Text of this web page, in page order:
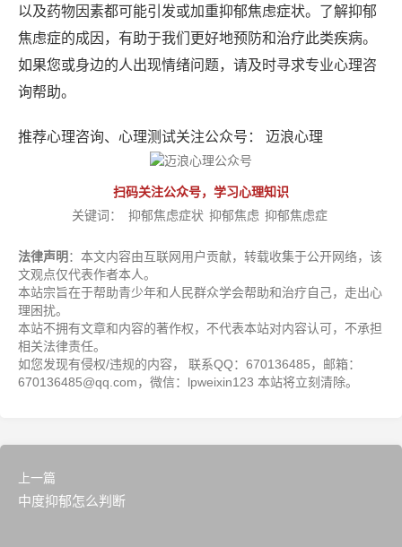
以及药物因素都可能引发或加重抑郁焦虑症状。了解抑郁
焦虑症的成因，有助于我们更好地预防和治疗此类疾病。
如果您或身边的人出现情绪问题，请及时寻求专业心理咨
询帮助。
推荐心理咨询、心理测试关注公众号： 迈浪心理
扫码关注公众号，学习心理知识
关键词：
抑郁焦虑症状 抑郁焦虑 抑郁焦虑症
法律声明 ：本文内容由互联网用户贡献，转载收集于公开网络，该
文观点仅代表作者本人。
本站宗旨在于帮助青少年和人民群众学会帮助和治疗自己，走出心
理困扰。
本站不拥有文章和内容的著作权，不代表本站对内容认可，不承担
相关法律责任。
如您发现有侵权/违规的内容， 联系QQ：670136485，邮箱：
670136485@qq.com，微信：lpweixin123 本站将立刻清除。
上一篇
中度抑郁怎么判断